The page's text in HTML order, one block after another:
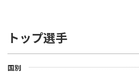
トップ選手
国別